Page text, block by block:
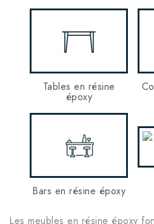
Tables en résine
époxy
Bars en résine époxy
Les meubles en résine époxy